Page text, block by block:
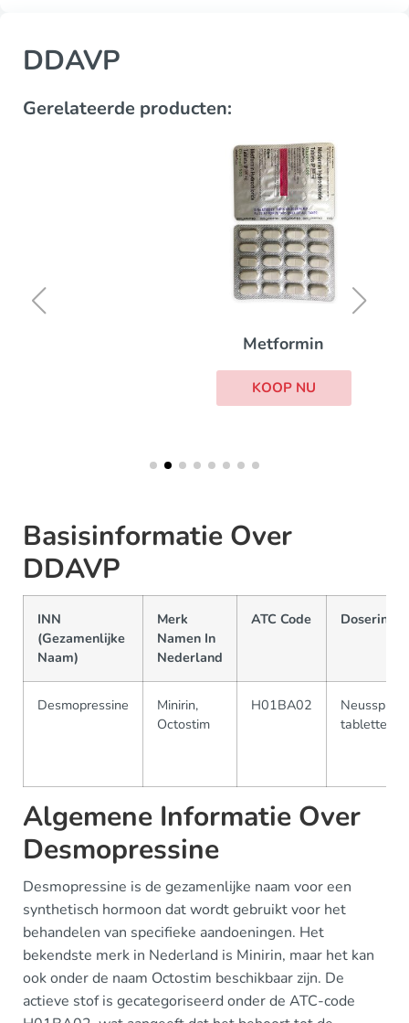
DDAVP
Gerelateerde producten:
Metformin
Basisinformatie Over
DDAVP
INN
(Gezamenlijke
Naam)
Merk
Namen In
Nederland
ATC Code
Desmopressine
Minirin,
Octostim
H01BA02
Neusspray,
tabletten,
Algemene Informatie Over
Desmopressine
Desmopressine is de gezamenlijke naam voor een
synthetisch hormoon dat wordt gebruikt voor het
behandelen van specifieke aandoeningen. Het
bekendste merk in Nederland is Minirin, maar het kan
ook onder de naam Octostim beschikbaar zijn. De
actieve stof is gecategoriseerd onder de ATC-code